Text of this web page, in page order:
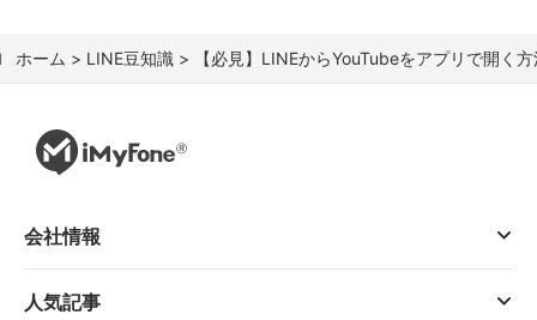
ホーム > LINE豆知識 > 【必見】LINEからYouTubeをアプリで開く
会社情報
人気記事